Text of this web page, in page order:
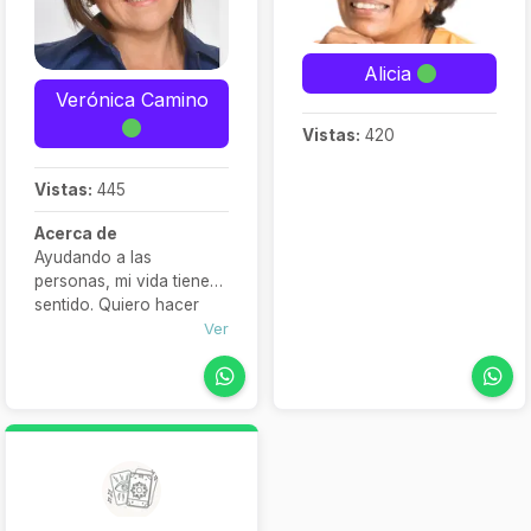
Verónica Camino
Vistas: 445
Acerca de
Ayudando a las
personas, mi vida tiene
sentido. Quiero hacer
crear sonrisas, superar
transformaciones,
crecer, crear… quiero
marcar una diferencia en
Ver
Alicia
Vistas: 420